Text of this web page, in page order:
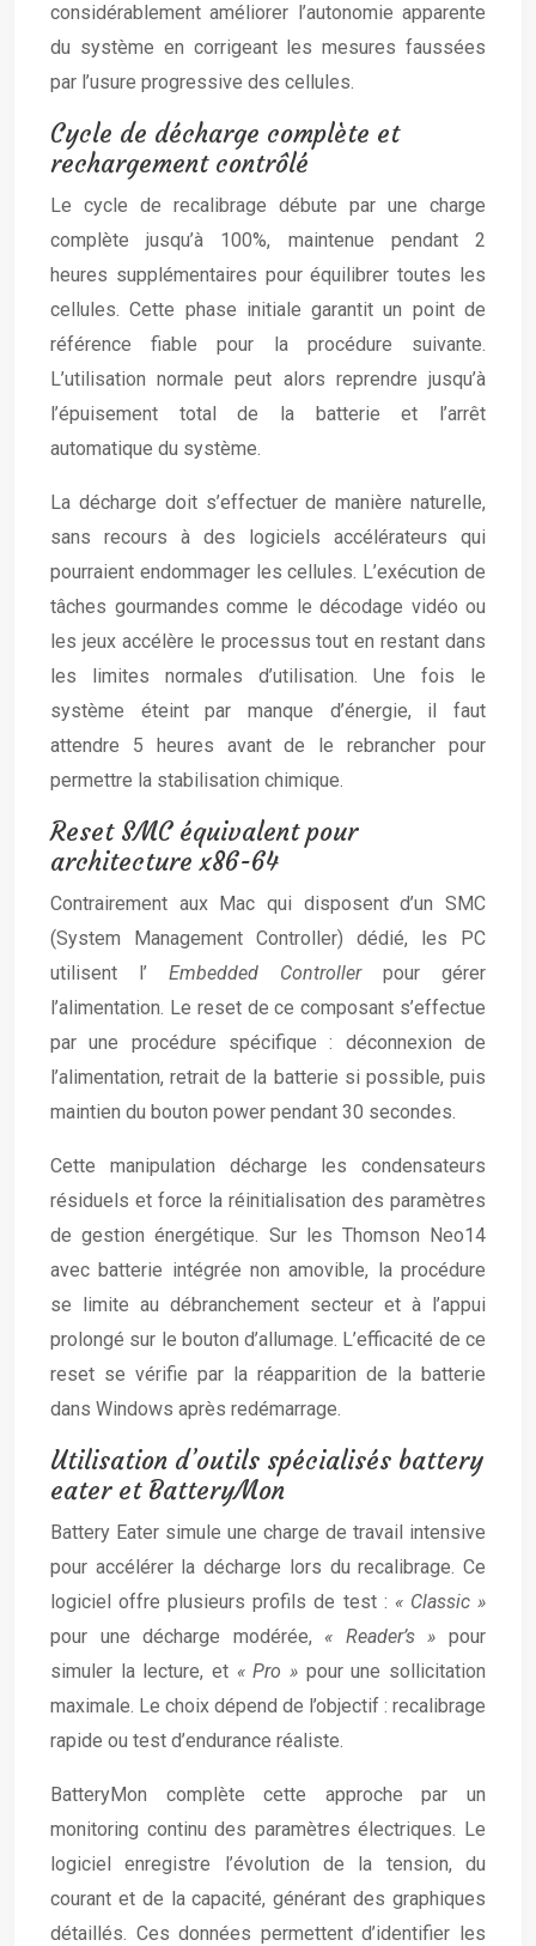
considérablement améliorer l’autonomie apparente
du système en corrigeant les mesures faussées
par l’usure progressive des cellules.
Cycle de décharge complète et
rechargement contrôlé
Le cycle de recalibrage débute par une charge
complète jusqu’à 100%, maintenue pendant 2
heures supplémentaires pour équilibrer toutes les
cellules. Cette phase initiale garantit un point de
référence fiable pour la procédure suivante.
L’utilisation normale peut alors reprendre jusqu’à
l’épuisement total de la batterie et l’arrêt
automatique du système.
La décharge doit s’effectuer de manière naturelle,
sans recours à des logiciels accélérateurs qui
pourraient endommager les cellules. L’exécution de
tâches gourmandes comme le décodage vidéo ou
les jeux accélère le processus tout en restant dans
les limites normales d’utilisation. Une fois le
système éteint par manque d’énergie, il faut
attendre 5 heures avant de le rebrancher pour
permettre la stabilisation chimique.
Reset SMC équivalent pour
architecture x86-64
Contrairement aux Mac qui disposent d’un SMC
(System Management Controller) dédié, les PC
utilisent l’ Embedded Controller pour gérer
l’alimentation. Le reset de ce composant s’effectue
par une procédure spécifique : déconnexion de
l’alimentation, retrait de la batterie si possible, puis
maintien du bouton power pendant 30 secondes.
Cette manipulation décharge les condensateurs
résiduels et force la réinitialisation des paramètres
de gestion énergétique. Sur les Thomson Neo14
avec batterie intégrée non amovible, la procédure
se limite au débranchement secteur et à l’appui
prolongé sur le bouton d’allumage. L’efficacité de ce
reset se vérifie par la réapparition de la batterie
dans Windows après redémarrage.
Utilisation d’outils spécialisés battery
eater et BatteryMon
Battery Eater simule une charge de travail intensive
pour accélérer la décharge lors du recalibrage. Ce
logiciel offre plusieurs profils de test : « Classic »
pour une décharge modérée, « Reader’s »pour
simuler la lecture, et « Pro » pour une sollicitation
maximale. Le choix dépend de l’objectif : recalibrage
rapide ou test d’endurance réaliste.
BatteryMon complète cette approche par un
monitoring continu des paramètres électriques. Le
logiciel enregistre l’évolution de la tension, du
courant et de la capacité, générant des graphiques
détaillés. Ces données permettent d’identifier les